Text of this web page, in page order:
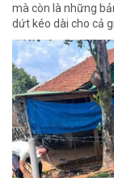
mà còn là những
dứt kéo dài cho cả